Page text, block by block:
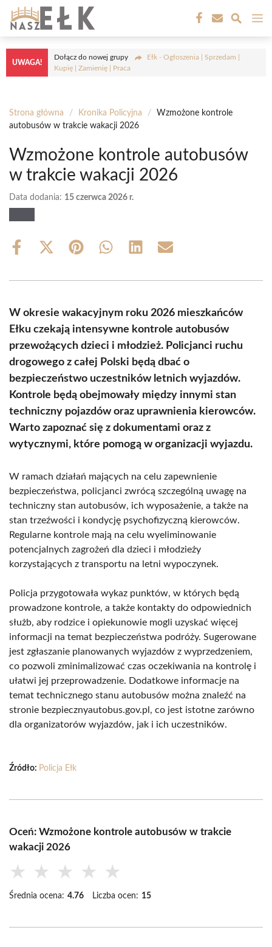
Przejdź
treści
UWAGA!
Dołącz do nowej grupy
Ełk - Ogłoszenia | Sprzedam |
Kupię | Zamienię | Praca
Strona główna / Kronika Policyjna /
Wzmożone kontrole
autobusów w trakcie wakacji 2026
Wzmożone kontrole autobusów
w trakcie wakacji 2026
Data dodania: 15 czerwca 2026 r.
Share
Share
(Twitter)
Share Share Share Share
W okresie wakacyjnym roku 2026 mieszkańców
Ełku czekają intensywne kontrole autobusów
przewożących dzieci i młodzież. Policjanci ruchu
drogowego z całej Polski będą dbać o
bezpieczeństwo uczestników letnich wyjazdów.
Kontrole będą obejmowały między innymi stan
techniczny pojazdów oraz uprawnienia kierowców.
Warto zapoznać się z dokumentami oraz z
wytycznymi, które pomogą w organizacji wyjazdu.
W ramach działań mających na celu zapewnienie
bezpieczeństwa, policjanci zwrócą szczególną uwagę na
techniczny stan autobusów, ich wyposażenie, a także na
stan trzeźwości i kondycję psychofizyczną kierowców.
Regularne kontrole mają na celu wyeliminowanie
potencjalnych zagrożeń dla dzieci i młodzieży
korzystających z transportu na letni wypoczynek.
Policja przygotowała wykaz punktów, w których będą
prowadzone kontrole, a także kontakty do odpowiednich
służb, aby rodzice i opiekunowie mogli uzyskać więcej
informacji na temat bezpieczeństwa podróży. Sugerowane
jest zgłaszanie planowanych wyjazdów z wyprzedzeniem,
co pozwoli zminimalizować czas oczekiwania na kontrolę i
ułatwi jej przeprowadzenie. Dodatkowe informacje na
temat technicznego stanu autobusów można znaleźć na
stronie bezpiecznyautobus.gov.pl, co jest istotne zarówno
dla organizatorów wyjazdów, jak i ich uczestników.
Źródło: Policja Ełk
Oceń: Wzmożone kontrole autobusów w trakcie
wakacji 2026
★ ★ ★ ★ ★
Średnia ocena: 4.76 Liczba ocen: 15